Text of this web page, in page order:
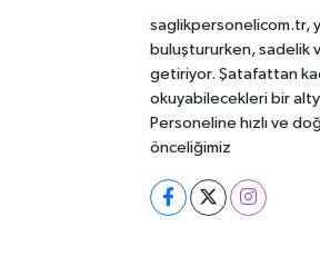
saglikpersonelicom.tr,
buluştururken, sadelik
getiriyor. Şatafattan
okuyabilecekleri bir
Personeline hızlı ve
önceliğimiz